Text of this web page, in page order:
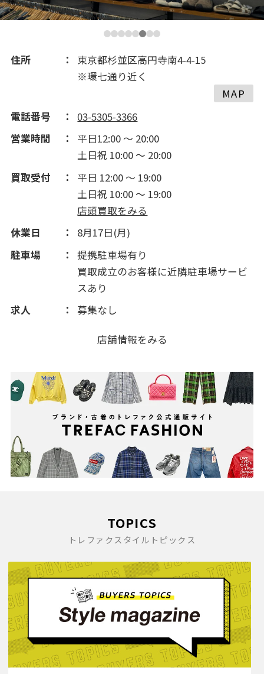
2017(308)
2016(289)
2013(175)
2012(310)
2011(385)
2010(256)
2009(1024)
住所
東京都杉並区高円寺南4-4-15
※環七通り近く
MAP
電話番号
03-5305-3366
営業時間
平日12:00 ～ 20:00
土日祝 10:00 ～ 20:00
買取受付
平日 12:00 ～ 19:00
土日祝 10:00 ～ 19:00
店頭買取をみる
休業日
8月17日(月)
駐車場
提携駐車場有り
買取成立のお客様に近隣駐車場サービ
スあり
求人
募集なし
店舗情報をみる
TOPICS
トレファクスタイルトピックス